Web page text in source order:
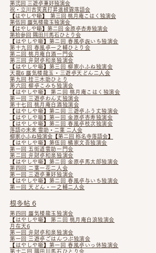
第弐回 三遊亭兼好独演会
祝・立川吉笑真打昇進披露落語会
【はやしや噺】 第三回 桃月庵こはく独演会
第伍回 蜃気楼龍玉独演会
【はやしや噺】第二回 金原亭杏寿独演会
第拾参回 隅田川馬石ひとり会
【はやしや噺】第二回 春風亭㐂いち独演会
第十九回 春風亭一之輔ひとり会
第二回 桃月庵白酒一門会
第三回 弁財亭和泉独演会
【はやしや噺】第三回 柳家小ふね独演会
天龍6 蜃気楼龍玉・三遊亭天どん二人会
第九回 桂三木助ひとり
第六回 柳亭こみち独演会
【はやしや噺】​ 第二回 桃月庵こはく独演会
第一回 三遊亭わん丈独演会
第十七回 桃月庵白酒独演会
【はやしや噺】第二回 三遊亭ふう丈独演会
【はやしや噺】第一回 金原亭杏寿独演会
【はやしや噺】第二回 春風亭枝次独演会
落語の未来 雲助・二葉 二人会
柳家小ふね独演会​【第二回 称名寺落語会】
【はやしや噺】第伍回 橘家文吾独演会
第一回 五街道雲助一門会
第二回 弁財亭和泉独演会
【はやしや噺】第二回 金原亭馬太郎独演会
第四回 二葉一花二人会
第一回 三遊亭兼好独演会
【はやしや噺】
第二回 春風亭与いち独演会
第一回 天どん・一之輔二人会
根多帖 6
第四回 蜃気楼龍玉独演会
【はやしや噺】 第二回 桃月庵白浪独演会
月在天6
第一回 弁財亭和泉独演会
第一回 三遊亭ごはんつぶ独演会
【はやしや噺】
第一回 春風亭いっ休独演会
第十二回 隅田川馬石ひとり会